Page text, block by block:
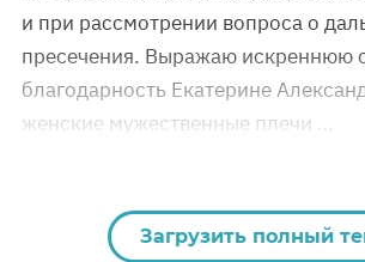
и при рассмотрении вопроса о
пресечения. Выражаю искреннюю
благодарность Екатерине
женские мужественные плечи …
Загрузить полный